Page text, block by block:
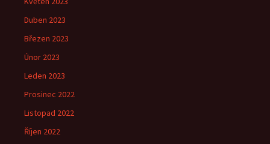
Duben 2023
Březen 2023
Únor 2023
Leden 2023
Prosinec 2022
Listopad 2022
Říjen 2022